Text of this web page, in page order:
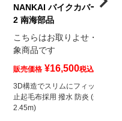
NANKAI バイクカバーEX
2 南海部品
こちらはお取りよせ・予約対
象商品です
販売価格 ¥16,500税込
3D構造でスリムにフィット キズ
止起毛布採用 撥水 防炎 (最大車長
2.45m)